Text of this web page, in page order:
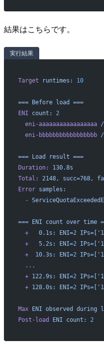
結果はこちらです。
実行結果
Target runtimes: 10
=== Before load
===
ENI count:
2
  eni-aaaaaaaaaaaaaaaaa
/
  eni-bbbbbbbbbbbbbbbbb
/
=== Load result ===
Duration:
130.8s
Total:
2148, succ=768,
Error samples:
  -
=== ENI count over time
  +
   0.1s:
ENI=2
  +
   5.2s:
ENI=2
  +
  10.3s:
ENI=2
  ...
  +
122.9s: ENI=2
  +
128.0s: ENI=2
Max ENI observed during
Post-load
ENI count: 2